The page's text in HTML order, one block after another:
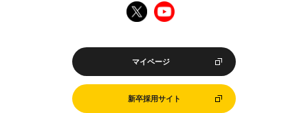
マイページ
新卒採用サイト